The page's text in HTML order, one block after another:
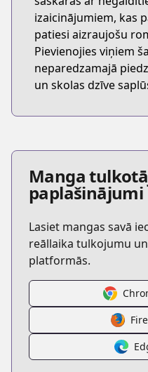
izaicinājumiem, kas
patiesi aizraujošu
Pievienojies viņiem
neparedzamajā
un skolas dzīve
Manga
paplašinājumi
Lasiet mangas savā
reāllaika tulkojumu
platformās.